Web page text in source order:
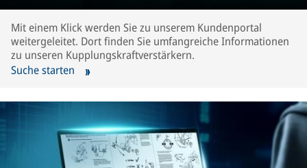
Mit einem Klick werden Sie zu unserem Kundenportal
weitergeleitet. Dort finden Sie umfangreiche Informationen
zu unseren Kupplungskraftverstärkern.
Suche starten